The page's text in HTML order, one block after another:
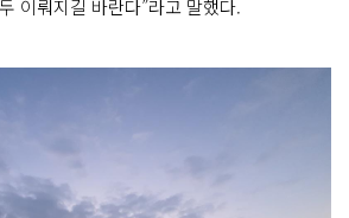
이뤄지길 바란다”라고 말했다.